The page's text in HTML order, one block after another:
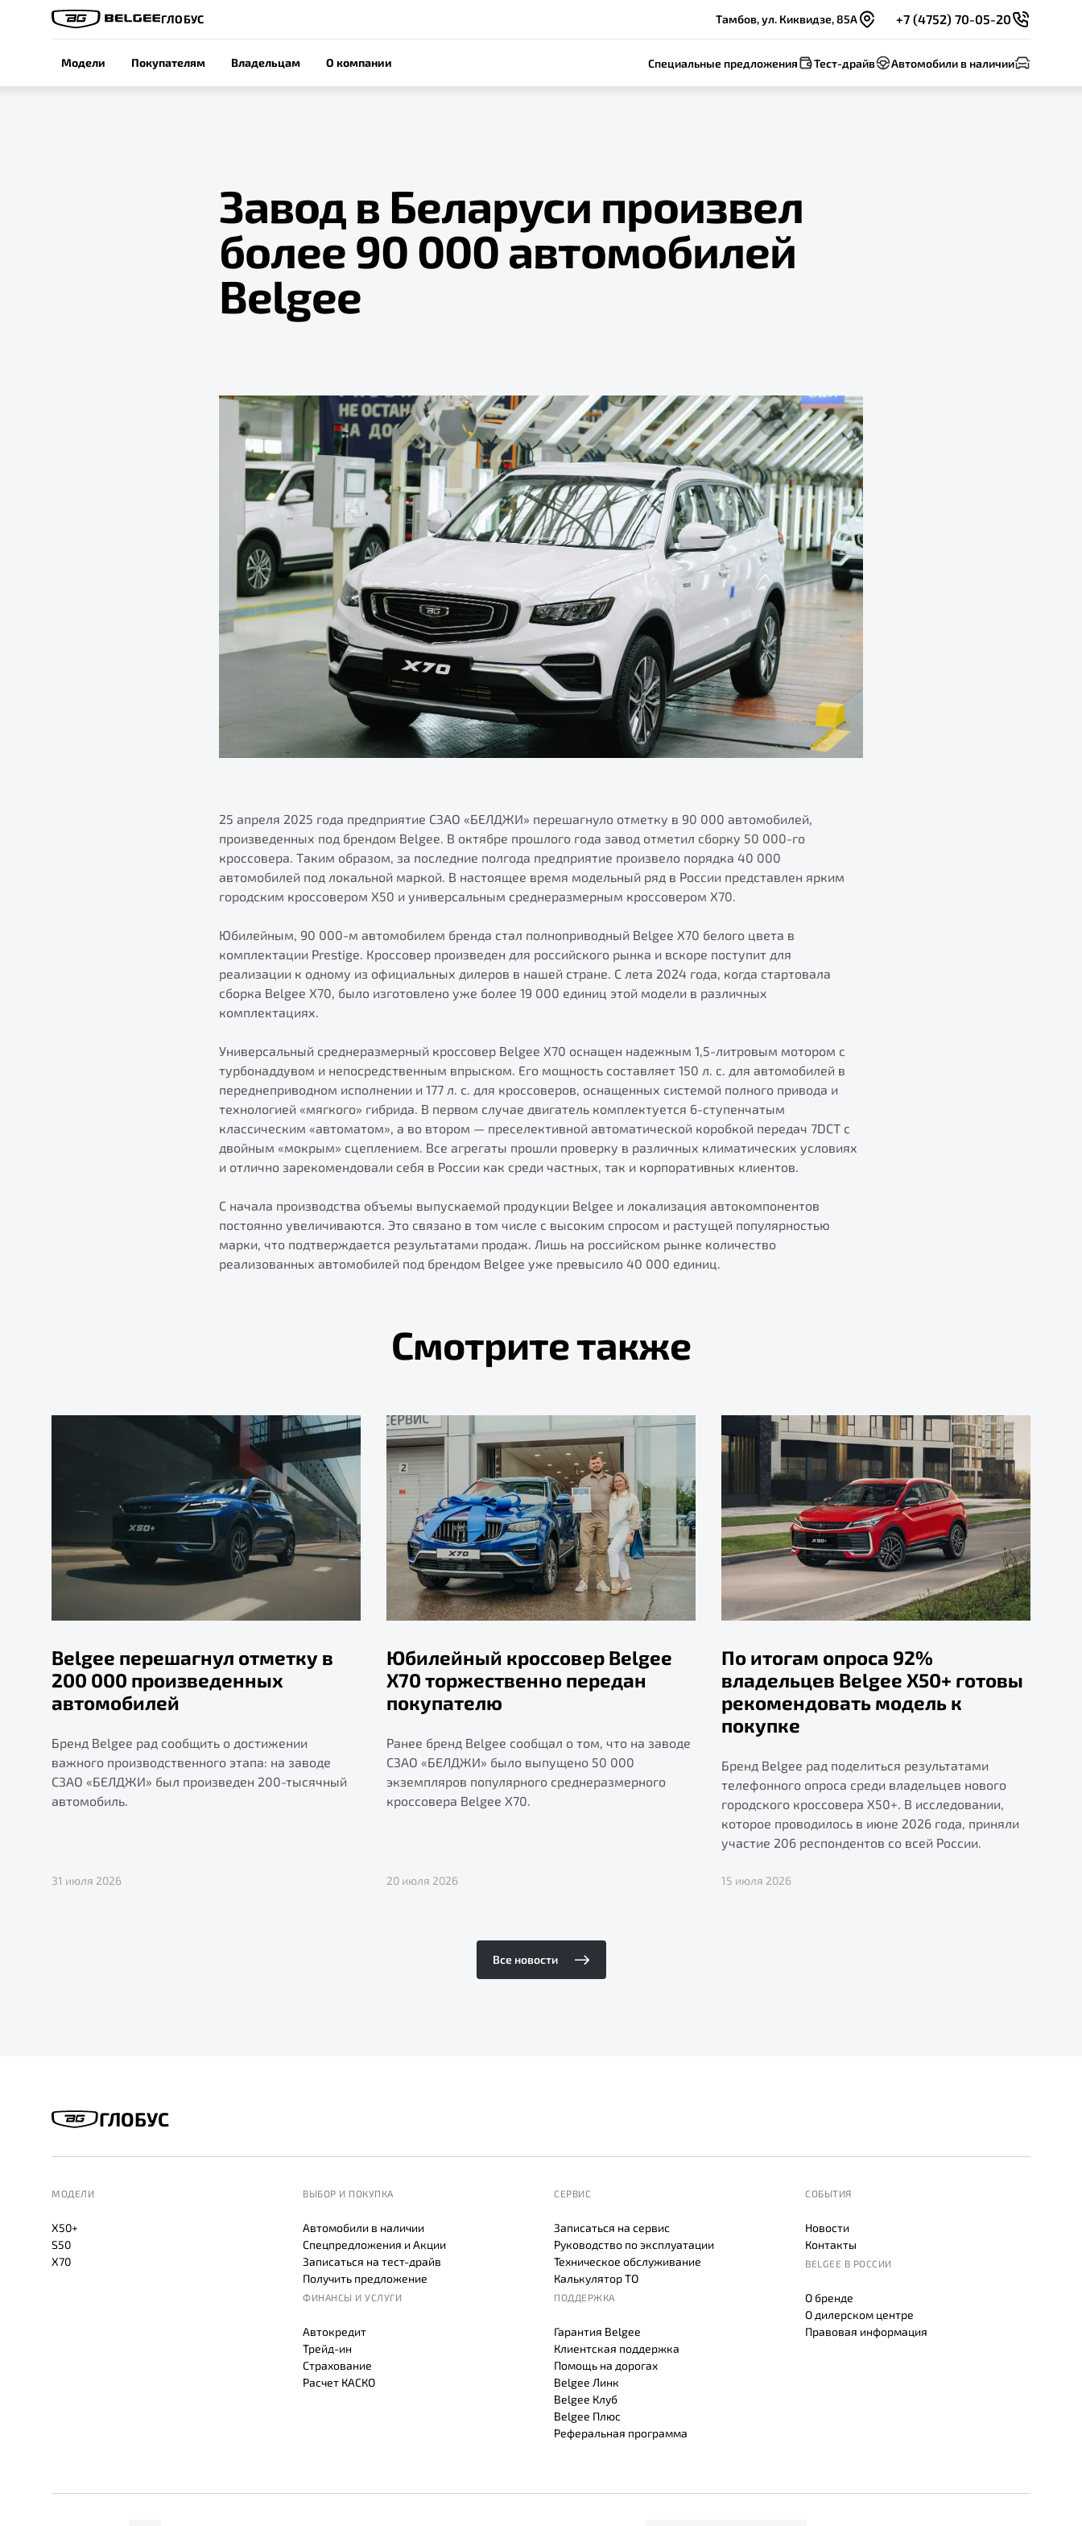
ГЛОБУС Тамбов, ул. Киквидзе, 85А +7 (4752) 70-05-20
Модели Покупателям Владельцам О компании Специальные предложения Тест-драйв Автомобили в наличии
Завод в Беларуси произвел
более 90 000 автомобилей
Belgee
25 апреля 2025 года предприятие СЗАО «БЕЛДЖИ» перешагнуло отметку в 90 000 автомобилей,
произведенных под брендом Belgee. В октябре прошлого года завод отметил сборку 50 000-го
кроссовера. Таким образом, за последние полгода предприятие произвело порядка 40 000
автомобилей под локальной маркой. В настоящее время модельный ряд в России представлен ярким
городским кроссовером Х50 и универсальным среднеразмерным кроссовером Х70.
Юбилейным, 90 000-м автомобилем бренда стал полноприводный Belgee Х70 белого цвета в
комплектации Prestige. Кроссовер произведен для российского рынка и вскоре поступит для
реализации к одному из официальных дилеров в нашей стране. С лета 2024 года, когда стартовала
сборка Belgee X70, было изготовлено уже более 19 000 единиц этой модели в различных
комплектациях.
Универсальный среднеразмерный кроссовер Belgee X70 оснащен надежным 1,5-литровым мотором с
турбонаддувом и непосредственным впрыском. Его мощность составляет 150 л. с. для автомобилей в
переднеприводном исполнении и 177 л. с. для кроссоверов, оснащенных системой полного привода и
технологией «мягкого» гибрида. В первом случае двигатель комплектуется 6-ступенчатым
классическим «автоматом», а во втором — преселективной автоматической коробкой передач 7DCT с
двойным «мокрым» сцеплением. Все агрегаты прошли проверку в различных климатических условиях
и отлично зарекомендовали себя в России как среди частных, так и корпоративных клиентов.
С начала производства объемы выпускаемой продукции Belgee и локализация автокомпонентов
постоянно увеличиваются. Это связано в том числе с высоким спросом и растущей популярностью
марки, что подтверждается результатами продаж. Лишь на российском рынке количество
реализованных автомобилей под брендом Belgee уже превысило 40 000 единиц.
Смотрите также
Belgee перешагнул отметку в
200 000 произведенных
автомобилей
Бренд Belgee рад сообщить о достижении
важного производственного этапа: на заводе
СЗАО «БЕЛДЖИ» был произведен 200-тысячный
автомобиль.
31 июля 2026
Юбилейный кроссовер Belgee
X70 торжественно передан
покупателю
Ранее бренд Belgee сообщал о том, что на заводе
СЗАО «БЕЛДЖИ» было выпущено 50 000
экземпляров популярного среднеразмерного
кроссовера Belgee X70.
20 июля 2026
По итогам опроса 92%
владельцев Belgee X50+ готовы
рекомендовать модель к
покупке
Бренд Belgee рад поделиться результатами
телефонного опроса среди владельцев нового
городского кроссовера X50+. В исследовании,
которое проводилось в июне 2026 года, приняли
участие 206 респондентов со всей России.
15 июля 2026
Все новости
ГЛОБУС
МОДЕЛИ
X50+
S50
X70
ВЫБОР И ПОКУПКА
Автомобили в наличии
Спецпредложения и Акции
Записаться на тест-драйв
Получить предложение
ФИНАНСЫ И УСЛУГИ
Автокредит
Трейд-ин
Страхование
Расчет КАСКО
СЕРВИС
Записаться на сервис
Руководство по эксплуатации
Техническое обслуживание
Калькулятор ТО
ПОДДЕРЖКА
Гарантия Belgee
Клиентская поддержка
Помощь на дорогах
Belgee Линк
Belgee Клуб
Belgee Плюс
Реферальная программа
СОБЫТИЯ
Новости
Контакты
BELGEE В РОССИИ
О бренде
О дилерском центре
Правовая информация